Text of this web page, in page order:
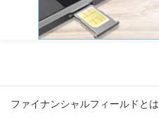
ファイナンシャルフィールドとは